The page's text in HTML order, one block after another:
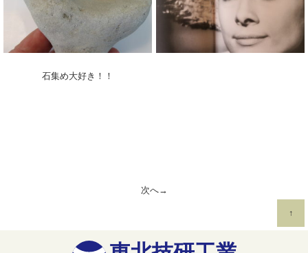
石集め大好き！！
次へ→
↑